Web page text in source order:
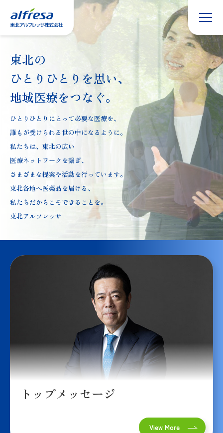
フレッサ
について
地域と健
康への取
り組み
トップ
メッセー
ジ
事業
につ
いて
開業・開
局のご支
採用希望
の方へ
事業説明
で分
VOIC
E
人材育成
わたした
ちの歩み
東北の
ひとりひとりを思い、
地域医療をつなぐ。
ひとりひとりにとって必要な医療を、
誰もが受けられる世の中になるように。
私たちは、東北の広い
医療ネットワークを繋ぎ、
さまざまな提案や活動を行っています。
東北各地へ医薬品を届ける、
私たちだからこそできることを。
東北アルフレッサ
トップメッセージ
View More